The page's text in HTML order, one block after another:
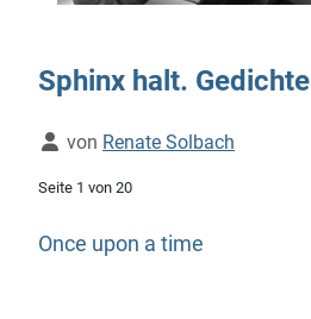
Sphinx halt. Gedichte
Details
von Renate Solbach
Seite 1 von 20
Once upon a time